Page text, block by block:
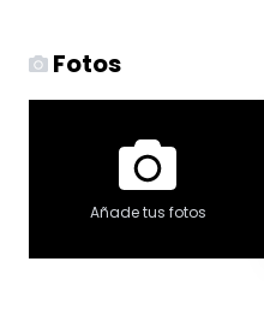
Fotos
Añade tus fotos